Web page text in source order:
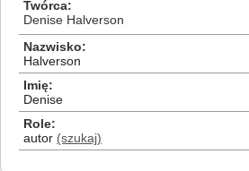
Twórca
Denise Halverson
Nazwisko
Halverson
Imię
Denise
Role
autor (szukaj)